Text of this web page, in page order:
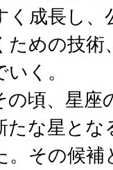
く成長し、
ための技術
く。
の頃、星座
たな星と
。その候